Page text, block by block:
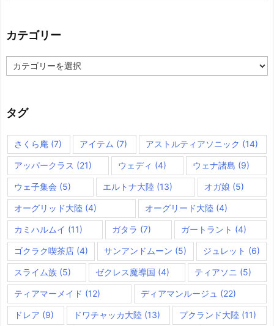
カテゴリー
テ
ー
タグ
さくら庵 (7) アイテム (7) アストルティアソニック (14)
アッパークラス (21) ウェディ (4) ウェナ諸島 (9)
ウェ子集会 (5) エルトナ大陸 (13) オガ娘 (5)
オーグリッド大陸 (4) オーグリード大陸 (4)
カミハルムイ (11) ガタラ (7) ガートラント (4)
ゴクラク喫茶店 (4) サンアンドムーン (5) ジュレット (6)
スライム族 (5) ゼクレス魔導国 (4) ティアソニ (5)
ティアマーメイド (12) ディアマンルージュ (22)
ドレア (9) ドワチャッカ大陸(13) プクランド大陸 (11)